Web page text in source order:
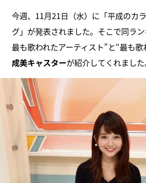
今週、11月21日（水）に「平成のカ
グ」が発表されました。そこで同ラ
最も歌われたアーティスト”と“最も歌
成美キャスターが紹介してくれました